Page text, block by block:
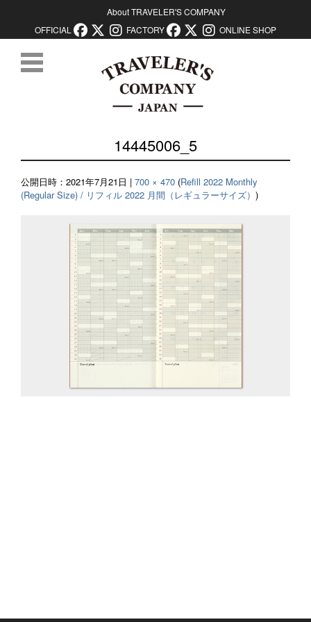
About TRAVELER'S COMPANY
OFFICIAL
FACTORY ONLINE SHOP
14445006_5
公開日時： 2021年7月21日 | 700 × 470 (Refill 2022 Monthly
(Regular Size) / リフィル 2022 月間（レギュラーサイズ） )